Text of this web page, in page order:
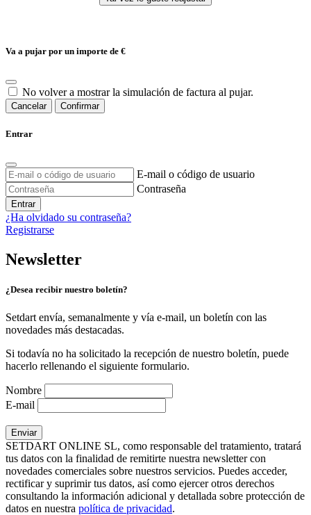
Va a pujar por un importe de €
No volver a mostrar la simulación de factura al pujar.
Cancelar Confirmar
Entrar
E-mail o código de usuario
Contraseña
Entrar
¿Ha olvidado su contraseña?
Registrarse
Newsletter
¿Desea recibir nuestro boletín?
Setdart envía, semanalmente y vía e-mail, un boletín con las
novedades más destacadas.
Si todavía no ha solicitado la recepción de nuestro boletín, puede
hacerlo rellenando el siguiente formulario.
Nombre
E-mail
SETDART ONLINE SL, como responsable del tratamiento, tratará
tus datos con la finalidad de remitirte nuestra newsletter con
novedades comerciales sobre nuestros servicios. Puedes acceder,
rectificar y suprimir tus datos, así como ejercer otros derechos
consultando la información adicional y detallada sobre protección de
datos en nuestra política de privacidad.